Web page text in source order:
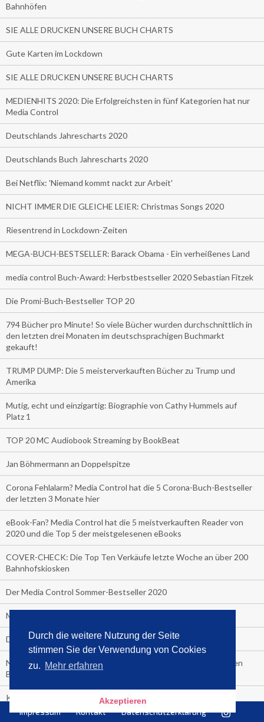
Durch die weitere Nutzung der Seite
stimmen Sie der Verwendung von Cookies
zu. Mehr erfahren
Akzeptieren
Bahnhöfen
SIE ALLE DRUCKEN UNSERE BUCH CHARTS
Gute Karten im Lockdown
SIE ALLE DRUCKEN UNSERE BUCH CHARTS
MEDIENHITS 2020: Die Erfolgreichsten in fünf Kategorien hat nur
Media Control
Deutschlands Jahrescharts 2020
Deutschlands Buch Jahrescharts 2020
Bei Netflix: 'Niemand kommt nackt zur Arbeit'
NICHT IMMER DIE GLEICHE LEIER: Christmas Songs 2020
Riesentrend in Lockdown-Zeiten
MEGA-BUCH-BESTSELLER: Barack Obama - Ein verheißenes Land
media control Buch-Award: Herbstbestseller 2020 Sebastian Fitzek
Die Promi-Buch-Bestseller TOP 20
794 Bücher pro Minute! So viele Bücher wurden durchschnittlich in
den letzten drei Monaten im deutschsprachigen Buchmarkt
gekauft!
TRUMP DUMP: Die 5 meisterverkauften Bücher zu Trump und
Amerika
Mutig, echt und einzigartig: Biographie von Cathy Hummels auf
Platz 1
TOP 20 MC Audiobook Streaming by BookBeat
Jan Böhmermann an Doppelspitze
Corona Fehlalarm? Media Control hat die 5 Corona-Buch-Bestseller
der letzten 3 Monate hier
eBook-Fan? Media Control hat die 5 meistverkauften Reader von
2020 und die Top 5 der meistgelesenen eBooks
COVER-CHECK: Die Top Ten Verkäufe letzte Woche an über 200
Bahnhofskiosken
Der Media Control Sommer-Bestseller 2020
Media Control präsentiert den Sommerhit 2020
Die Bitch macht sich nackig aus Freude über die Nummer 1
Neu bei Media Control: Die meistverkauften Zeitschriften in den
Bahnhofshops Deutschlands!
Klaus-Peter Wolf ist Halbjahressieger 2020
Impressum Kontakt Datenschutzerklärung